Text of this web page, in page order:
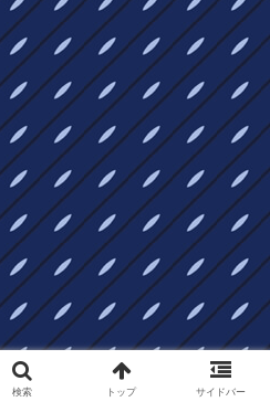
検索 トップ サイドバー